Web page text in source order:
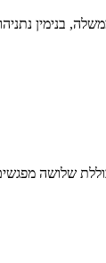
בנימין
שלושה